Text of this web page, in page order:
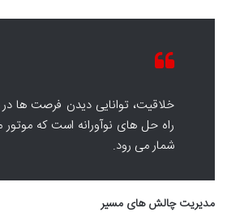
خلاقیت، توانایی دیدن فرصت ها
راه حل های نوآورانه است که موتور
شمار می رود.
مدیریت چالش های مسیر